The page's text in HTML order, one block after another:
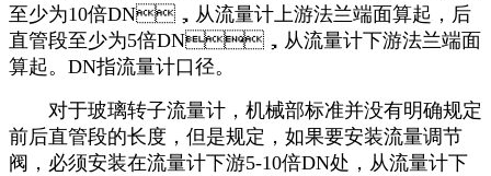
至少为10倍DN，从流量计上游法兰端面算起，后
直管段至少为5倍DN，从流量计下游法兰端面
算起。DN指流量计口径。
对于玻璃转子流量计，机械部标准并没有明确规定
前后直管段的长度，但是规定，如果要安装流量调节
阀，必须安装在流量计下游5-10倍DN处，从流量计下